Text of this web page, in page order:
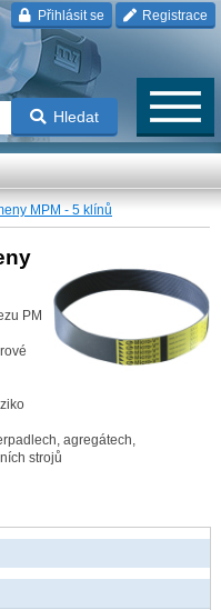
Přihlásit se Registrace
Hledat
MPM - 5 klínů
PM
agregátech,
strojů